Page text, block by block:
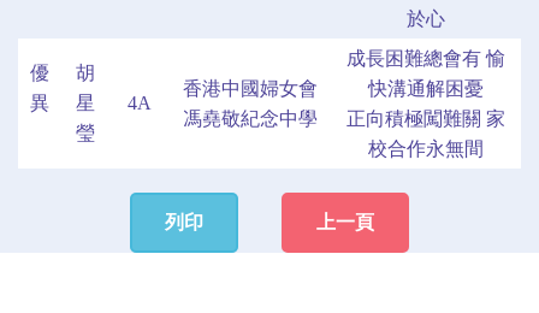
於心
優
異
胡
星
瑩
4A
香港中國婦女會
馮堯敬紀念中學
成長困難總會有 愉
快溝通解困憂
正向積極闖難關 家
校合作永無間
列印 上一頁